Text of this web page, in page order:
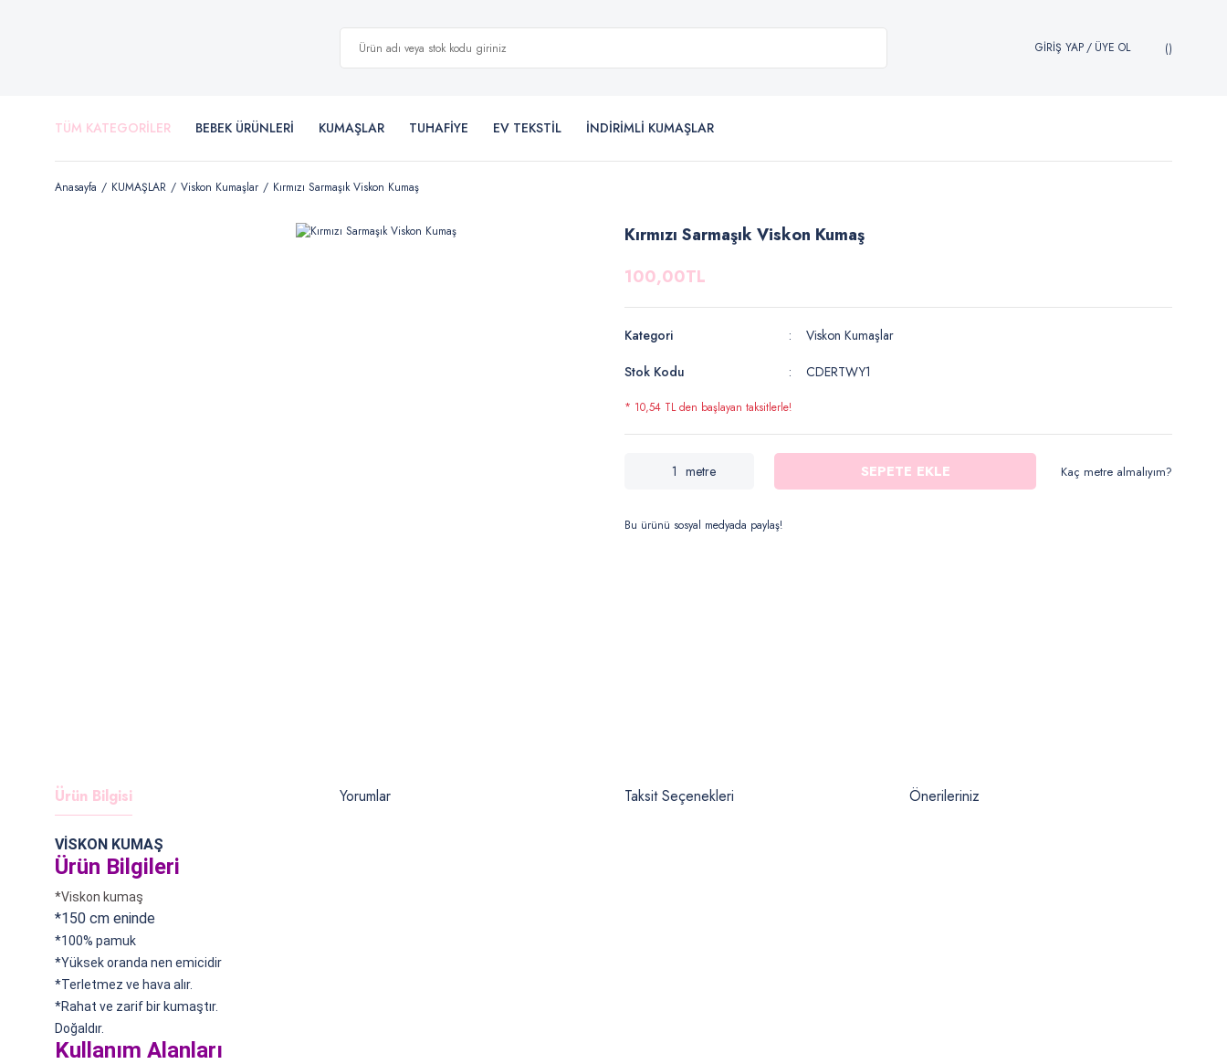
GİRİŞ YAP/ ÜYE OL
TÜM KATEGORİLER BEBEK ÜRÜNLERİ KUMAŞLAR TUHAFİYE EV TEKSTİL İNDİRİMLİ KUMAŞLAR
Anasayfa KUMAŞLAR Viskon Kumaşlar Kırmızı Sarmaşık Viskon Kumaş
Kırmızı Sarmaşık Viskon Kumaş
100,00TL
Kategori
Viskon Kumaşlar
Stok Kodu
CDERTWY1
* 10,54 TL den başlayan taksitlerle!
metre SEPETE EKLE Kaç metre almalıyım?
Bu ürünü sosyal medyada paylaş!
Ürün Bilgisi Yorumlar Taksit Seçenekleri Önerileriniz
VİSKON KUMAŞ
Ürün Bilgileri
*Viskon kumaş
*150 cm eninde
*100% pamuk
*Yüksek oranda nen emicidir
*Terletmez ve hava alır.
*Rahat ve zarif bir kumaştır.
Doğaldır.
Kullanım Alanları